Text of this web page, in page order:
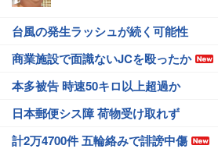
台風の発生ラッシュが続く可能性
商業施設で面識ないJCを殴ったか
本多被告 時速50キロ以上超過か
日本郵便シス障 荷物受け取れず
計2万4700件 五輪絡みで誹謗中傷